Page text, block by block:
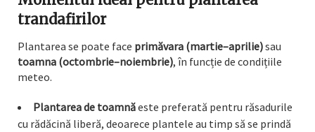
trandafirilor
Plantarea se poate face primăvara (martie–aprilie)sau
toamna (octombrie–noiembrie), în funcție de condițiile
meteo.
Plantarea de toamnăeste preferată pentru răsadurile
cu rădăcină liberă, deoarece plantele au timp să se prindă